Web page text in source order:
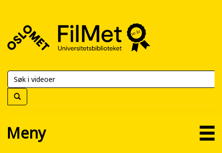
FilMet
Universitetsbiblioteket
Meny